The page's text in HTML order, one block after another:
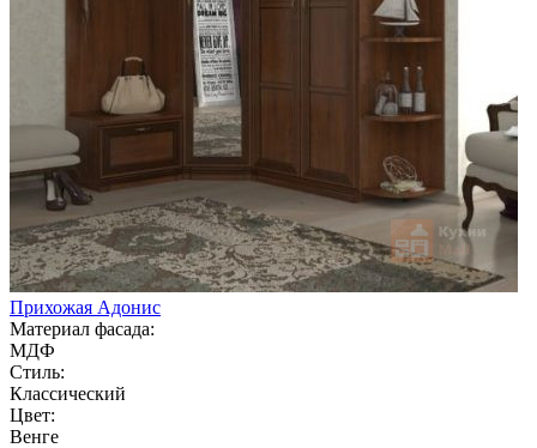
Прихожая Адонис
Материал фасада:
МДФ
Стиль:
Классический
Цвет:
Венге